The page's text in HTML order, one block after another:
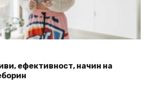
ефективност, начин на